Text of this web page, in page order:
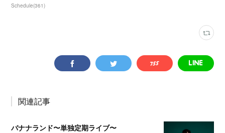
Schedule(361)
関連記事
バナナランド〜単独定期ライブ〜